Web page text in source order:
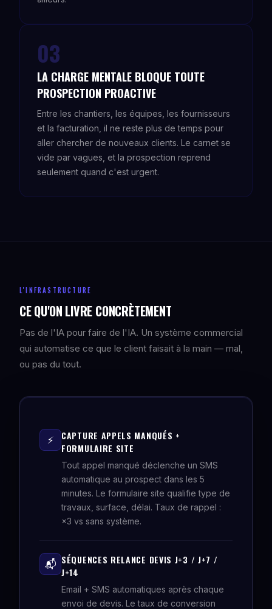
03
LA CHARGE MENTALE BLOQUE TOUTE
PROSPECTION PROACTIVE
Entre les chantiers, les équipes, les fournisseurs
et la facturation, il ne reste plus de temps pour
aller chercher de nouveaux clients. Le carnet se
vide par vagues, et la prospection reprend
seulement quand c'est urgent.
L'INFRASTRUCTURE
CE QU'ON LIVRE CONCRÈTEMENT
Pas de l'IA pour faire de l'IA. Un système commercial
qui automatise ce que le client faisait à la main — mal,
ou pas du tout.
⚡
CAPTURE APPELS MANQUÉS +
FORMULAIRE SITE
Tout appel manqué déclenche un SMS
automatique au prospect dans les 5
minutes. Le formulaire site qualifie type de
travaux, surface, délai. Taux de rappel :
×3 vs sans système.
📬 SÉQUENCES RELANCE DEVIS J+3 / J+7 /
J+14
Email + SMS automatiques après chaque
envoi de devis. Le taux de conversion